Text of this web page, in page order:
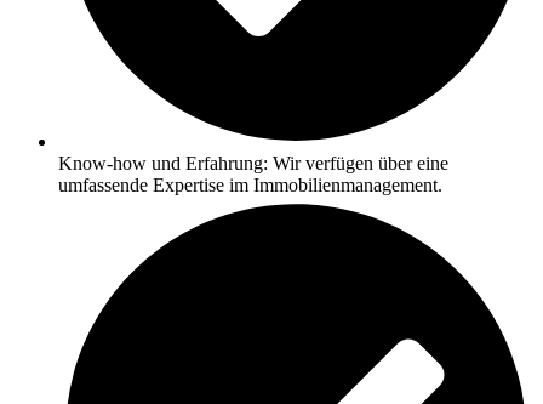
Know-how und Erfahrung: Wir verfügen über eine
umfassende Expertise im Immobilienmanagement.